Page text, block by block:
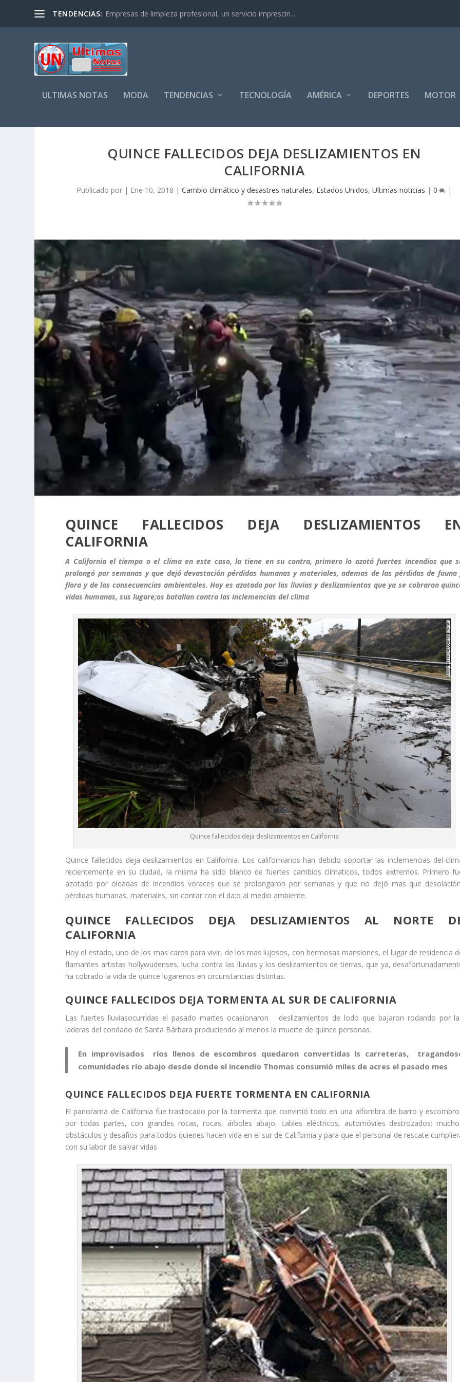
TENDENCIAS: Empresas de limpieza profesional, un servicio imprescin...
ULTIMAS NOTAS MODA TENDENCIAS TECNOLOGÍA AMÉRICA DEPORTES MOTOR
QUINCE FALLECIDOS DEJA DESLIZAMIENTOS EN
CALIFORNIA
Publicado por | Ene 10, 2018 |Cambio climático y desastres naturales, Estados Unidos,Ultimas noticias |0 |
QUINCE FALLECIDOS DEJA DESLIZAMIENTOS
CALIFORNIA
A California el tiempo o el clima en este caso, la tiene en su contra, primero lo azotó fuertes incendios que
prolongó por semanas y que dejó devastación pérdidas humanas y materiales, ademas de las pérdidas de fauna
flora y de las consecuencias ambientales. Hoy es azotada por las lluvias y deslizamientos que ya se cobraron
vidas humanas, sus lugare;os batallan contra las inclemencias del clima
Quince fallecidos deja deslizamientos en California
Quince fallecidos deja deslizamientos en California. Los californianos han debido soportar las inclemencias del
recientemente en su ciudad, la misma ha sido blanco de fuertes cambios climaticos, todos extremos. Primero
azotado por oleadas de incendios voraces que se prolongaron por semanas y que no dejó mas que
pérdidas humanas, materiales, sin contar con el da;o al medio ambiente.
QUINCE FALLECIDOS DEJA DESLIZAMIENTOS AL NORTE
CALIFORNIA
Hoy el estado, uno de los mas caros para vivir, de los mas lujosos, con hermosas mansiones, el lugar de residencia
flamantes artistas hollywudenses, lucha contra las lluvias y los deslizamientos de tierras, que ya,
ha cobrado la vida de quince lugarenos en circunstancias distintas.
QUINCE FALLECIDOS DEJA TORMENTA AL SUR DE CALIFORNIA
Las fuertes lluviasocurridas el pasado martes ocasionaron deslizamientos de lodo que bajaron rodando por
laderas del condado de Santa Bárbara produciendo al menos la muerte de quince personas.
En improvisados ríos llenos de escombros quedaron convertidas ls carreteras,
comunidades río abajo desde donde el incendio Thomas consumió miles de acres el pasado mes
QUINCE FALLECIDOS DEJA FUERTE TORMENTA EN CALIFORNIA
El panorama de California fue trastocado por la tormenta que convirtió todo en una alfombra de barro y
por todas partes, con grandes rocas, rocas, árboles abajo, cables eléctricos, automóviles destrozados:
obstáculos y desafíos para todos quienes hacen vida en el sur de California y para que el personal de rescate
con su labor de salvar vidas